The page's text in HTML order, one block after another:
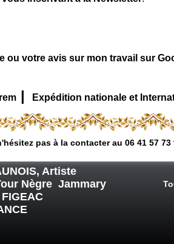
ou votre avis sur mon travail sur
| Expédition nationale et
pas à la contacter au 06 41 57 73
Artiste
Nègre Jammary